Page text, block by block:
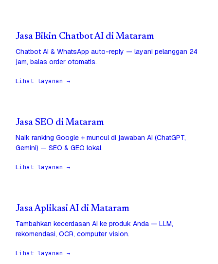
Jasa Bikin Chatbot AI di Mataram
Chatbot AI & WhatsApp auto-reply — layani pelanggan 24
jam, balas order otomatis.
Lihat layanan →
Jasa SEO di Mataram
Naik ranking Google + muncul di jawaban AI (ChatGPT,
Gemini) — SEO & GEO lokal.
Lihat layanan →
Jasa Aplikasi AI di Mataram
Tambahkan kecerdasan AI ke produk Anda — LLM,
rekomendasi, OCR, computer vision.
Lihat layanan →